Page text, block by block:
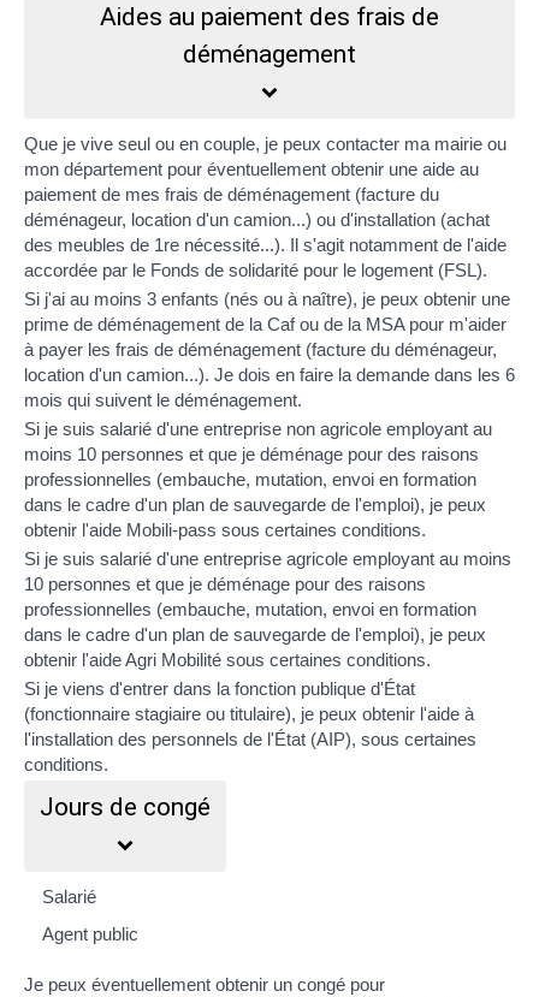
Aides au paiement des frais de
déménagement
Que je vive seul ou en couple, je peux contacter ma mairie ou
mon département pour éventuellement obtenir une aide au
paiement de mes frais de déménagement (facture du
déménageur, location d'un camion...) ou d'installation (achat
des meubles de 1re nécessité...). Il s'agit notamment de l'aide
accordée par le Fonds de solidarité pour le logement (FSL).
Si j'ai au moins 3 enfants (nés ou à naître), je peux obtenir une
prime de déménagement de la Cafou de la MSApour m'aider
à payer les frais de déménagement (facture du déménageur,
location d'un camion...). Je dois en faire la demande dans les 6
mois qui suivent le déménagement.
Si je suis salarié d'une entreprise non agricole employant au
moins 10 personnes et que je déménage pour des raisons
professionnelles (embauche, mutation, envoi en formation
dans le cadre d'un plan de sauvegarde de l'emploi), je peux
obtenir l'aide Mobili-pass sous certaines conditions.
Si je suis salarié d'une entreprise agricole employant au moins
10 personnes et que je déménage pour des raisons
professionnelles (embauche, mutation, envoi en formation
dans le cadre d'un plan de sauvegarde de l'emploi), je peux
obtenir l'aide Agri Mobilité sous certaines conditions.
Si je viens d'entrer dans la fonction publique d'État
(fonctionnaire stagiaire ou titulaire), je peux obtenir l'aide à
l'installation des personnels de l'État (AIP), sous certaines
conditions.
Jours de congé
Salarié
Agent public
Je peux éventuellement obtenir un congé pour